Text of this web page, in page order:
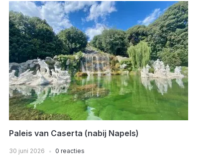
Paleis van Caserta (nabij Napels)
30 juni 2026 0 reacties